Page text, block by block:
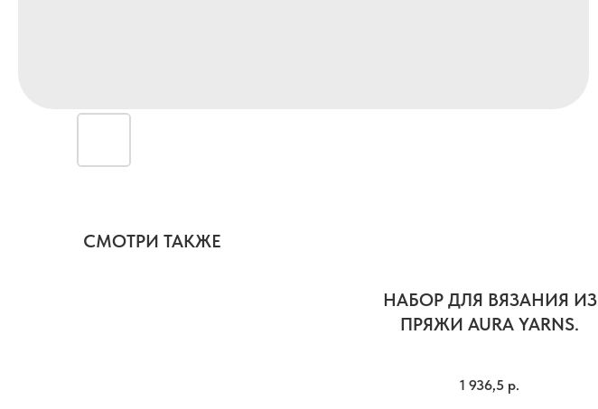
СМОТРИ ТАКЖЕ
НАБОР ДЛЯ ВЯЗАНИЯ ИЗ
ПРЯЖИ AURA YARNS.
1 936,5 р.